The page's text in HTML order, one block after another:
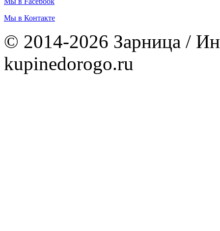
Мы в Контакте
© 2014-2026 Зарница /
kupinedorogo.ru